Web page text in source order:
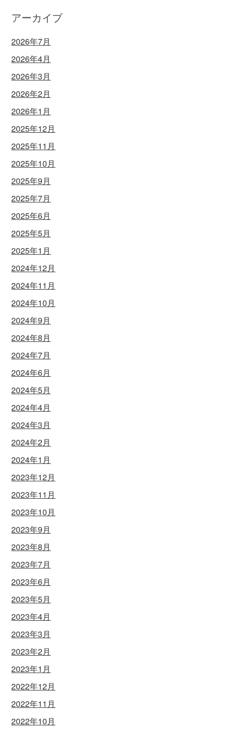
アーカイブ
2026年7月
2026年4月
2026年3月
2026年2月
2026年1月
2025年12月
2025年11月
2025年10月
2025年9月
2025年7月
2025年6月
2025年5月
2025年1月
2024年12月
2024年11月
2024年10月
2024年9月
2024年8月
2024年7月
2024年6月
2024年5月
2024年4月
2024年3月
2024年2月
2024年1月
2023年12月
2023年11月
2023年10月
2023年9月
2023年8月
2023年7月
2023年6月
2023年5月
2023年4月
2023年3月
2023年2月
2023年1月
2022年12月
2022年11月
2022年10月